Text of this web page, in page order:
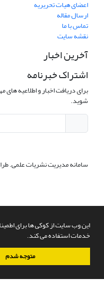
این وب سایت از کوکی ها برای
خدمات استفاده می کند.
متوجه شدم
اعضای هیات تحریریه
ارسال مقاله
تماس با ما
نقشه سایت
آخرین اخبار
اشتراک خبرنامه
برای دریافت اخبار و اطلاعیه
شوید.
سامانه مدیریت نشریات علمی.